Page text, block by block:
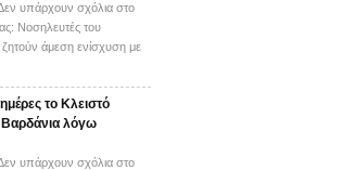
υπάρχουν σχόλια στο
Νοσηλευτές του
άμεση ενίσχυση με
το Κλειστό
Βαρδάνια λόγω
υπάρχουν σχόλια στο